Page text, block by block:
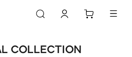
COLLECTION